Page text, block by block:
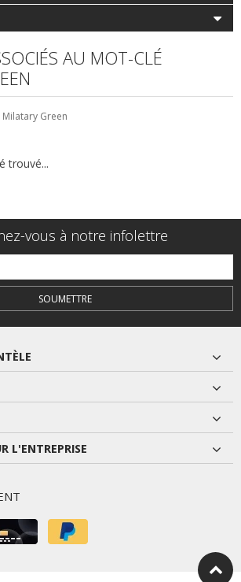
AU MOT-CLÉ
Milatary Green
trouvé...
vous à notre infolettre
SOUMETTRE
L'ENTREPRISE